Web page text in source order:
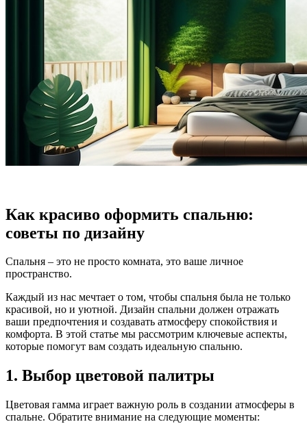
Как красиво оформить спальню:
советы по дизайну
Спальня – это не просто комната, это ваше личное
пространство.
Каждый из нас мечтает о том, чтобы спальня была не только
красивой, но и уютной. Дизайн спальни должен отражать
ваши предпочтения и создавать атмосферу спокойствия и
комфорта. В этой статье мы рассмотрим ключевые аспекты,
которые помогут вам создать идеальную спальню.
1. Выбор цветовой палитры
Цветовая гамма играет важную роль в создании атмосферы в
спальне. Обратите внимание на следующие моменты: